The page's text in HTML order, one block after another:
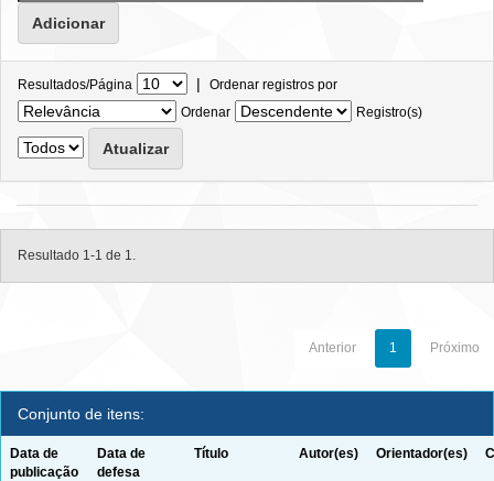
Resultados/Página | Ordenar registros por
Ordenar
Registro(s)
Resultado 1-1 de 1.
Anterior 1 Próximo
Conjunto de itens:
Data de
publicação
Data de
defesa
Título Autor(es) Orientador(es)